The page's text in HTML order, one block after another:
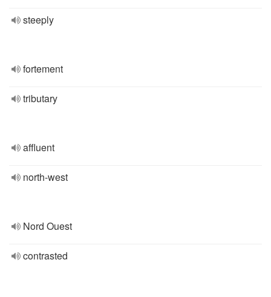
steeply
fortement
tributary
affluent
north-west
Nord Ouest
contrasted